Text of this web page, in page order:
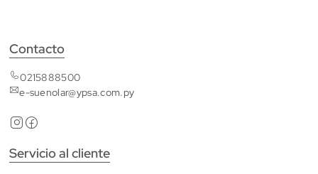
Contacto
0215888500
e-suenolar@ypsa.com.py
Servicio al cliente